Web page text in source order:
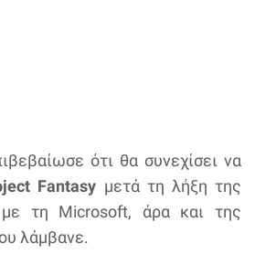
ότι θα συνεχίσει να
Fantasy μετά τη λήξη της
με τη Microsoft, άρα και της
λάμβανε.